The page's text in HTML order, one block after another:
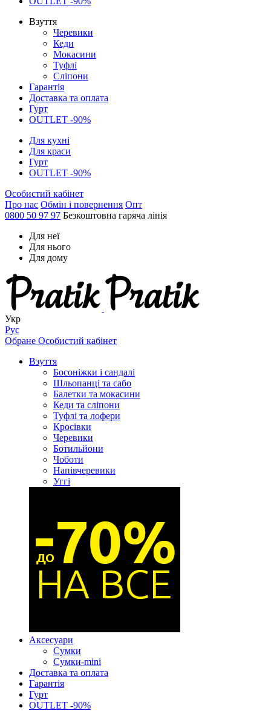
Взуття
Черевики
Кеди
Мокасини
Туфлі
Сліпони
Гарантія
Доставка та оплата
Гурт
OUTLET -90%
Для кухні
Для краси
Гурт
OUTLET -90%
Особистий кабінет
Про нас Обмін і повернення Опт
0800 50 97 97 Безкоштовна гаряча лінія
Для неї
Для нього
Для дому
Укр
Рус
Обране Особистий кабінет
Взуття
Босоніжки і сандалі
Шльопанці та сабо
Балетки та мокасини
Кеди та сліпони
Туфлі та лофери
Кросівки
Черевики
Ботильйони
Чоботи
Напівчеревики
Уггі
Аксесуари
Сумки
Сумки-mini
Доставка та оплата
Гарантія
Гурт
OUTLET -90%